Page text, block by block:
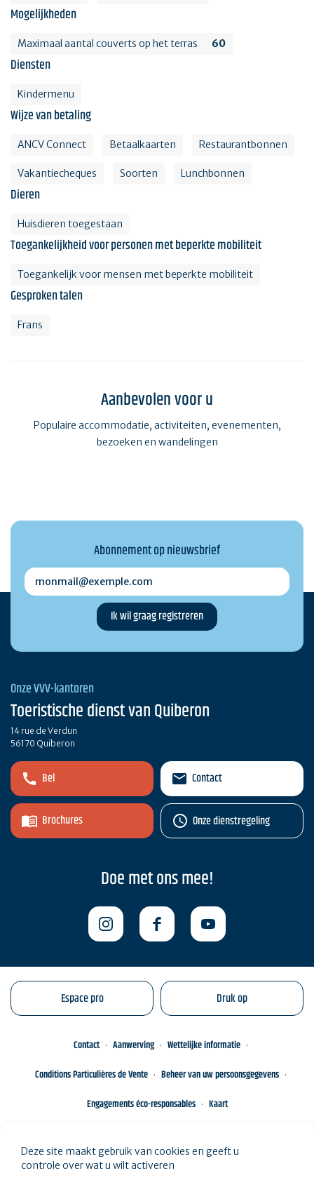
Mogelijkheden
Maximaal aantal couverts op het terras 60
Diensten
Kindermenu
Wijze van betaling
ANCV Connect Betaalkaarten Restaurantbonnen
Vakantiecheques Soorten Lunchbonnen
Dieren
Huisdieren toegestaan
Toegankelijkheid voor personen met beperkte mobiliteit
Toegankelijk voor mensen met beperkte mobiliteit
Gesproken talen
Frans
Aanbevolen voor u
Populaire accommodatie, activiteiten, evenementen,
bezoeken en wandelingen
Abonnement op nieuwsbrief
monmail@exemple.com
Onze VVV-kantoren
Toeristische dienst van Quiberon
14 rue de Verdun
56170 Quiberon
Bel
Brochures
Contact
Onze dienstregeling
Doe met ons mee!
Espace pro Druk op
Contact Aanwerving
Wettelijke informatie
Conditions Particulières de Vente
Beheer van uw persoonsgegevens
Engagements éco-responsables
Kaart
Deze site maakt gebruik van cookies en geeft u
controle over wat u wilt activeren